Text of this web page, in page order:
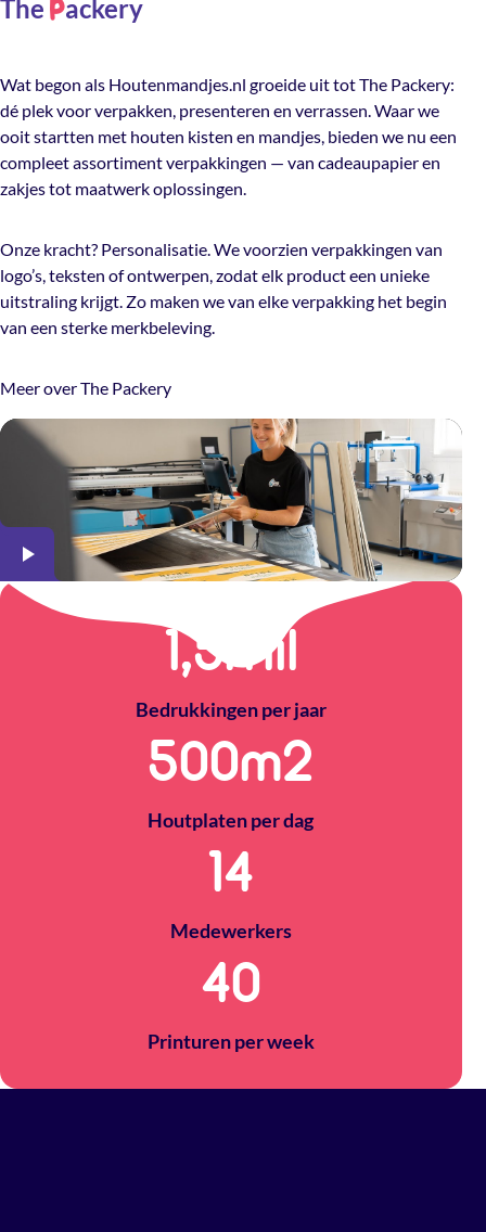
The Packery
Wat begon als Houtenmandjes.nl groeide uit tot The Packery:
dé plek voor verpakken, presenteren en verrassen. Waar we
ooit startten met houten kisten en mandjes, bieden we nu een
compleet assortiment verpakkingen — van cadeaupapier en
zakjes tot maatwerk oplossingen.
Onze kracht? Personalisatie. We voorzien verpakkingen van
logo’s, teksten of ontwerpen, zodat elk product een unieke
uitstraling krijgt. Zo maken we van elke verpakking het begin
van een sterke merkbeleving.
Meer over The Packery
1,5Mil
Bedrukkingen per jaar
500m2
Houtplaten per dag
14
Medewerkers
40
Printuren per week